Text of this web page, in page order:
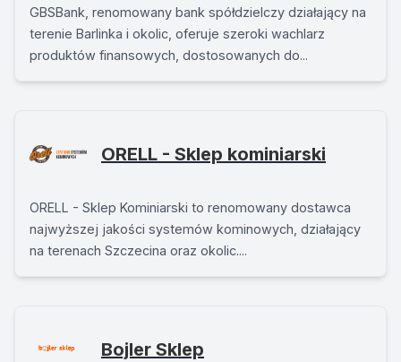
GBSBank, renomowany bank spółdzielczy działający na
terenie Barlinka i okolic, oferuje szeroki wachlarz
produktów finansowych, dostosowanych do...
ORELL - Sklep kominiarski
ORELL - Sklep Kominiarski to renomowany dostawca
najwyższej jakości systemów kominowych, działający
na terenach Szczecina oraz okolic....
Bojler Sklep